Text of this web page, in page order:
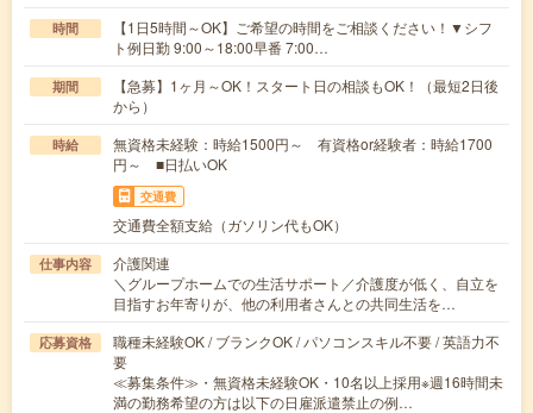
時間
【1日5時間～OK】ご希望の時間をご相談ください！▼シフ
ト例日勤 9:00～18:00早番 7:00…
期間
【急募】1ヶ月～OK！スタート日の相談もOK！（最短2日後
から）
時給
無資格未経験：時給1500円～ 有資格or経験者：時給1700
円～ ■日払いOK
交通費
交通費全額支給（ガソリン代もOK）
仕事内容
介護関連
＼グループホームでの生活サポート／介護度が低く、自立を
目指すお年寄りが、他の利用者さんとの共同生活を…
応募資格
職種未経験OK / ブランクOK / パソコンスキル不要 / 英語力不
要
≪募集条件≫・無資格未経験OK・10名以上採用※週16時間未
満の勤務希望の方は以下の日雇派遣禁止の例…